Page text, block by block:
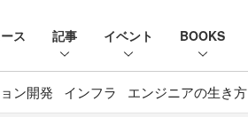
ス 記事 イベント BOOKS
ン開発 インフラ エンジニアの生き方